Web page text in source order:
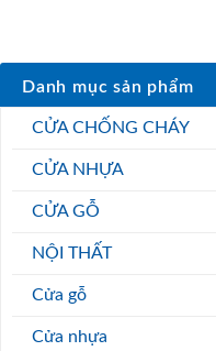
Danh mục sản phẩm
CỬA CHỐNG CHÁY
CỬA NHỰA
CỬA GỖ
NỘI THẤT
Cửa gỗ
Cửa nhựa